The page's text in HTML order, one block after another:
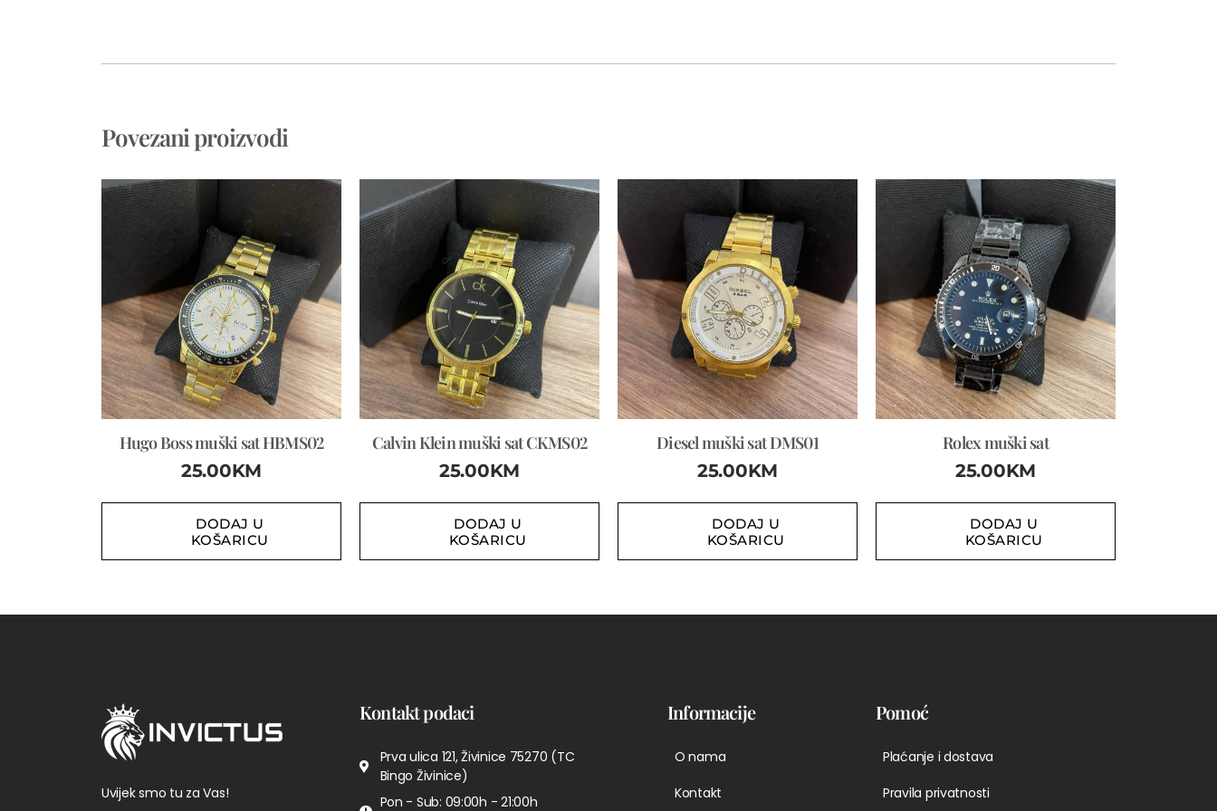
Povezani proizvodi
Hugo Boss muški sat HBMS02
25.00KM
DODAJ U
KOŠARICU
Calvin Klein muški sat CKMS02
25.00KM
DODAJ U
KOŠARICU
Diesel muški sat DMS01
25.00KM
DODAJ U
KOŠARICU
Rolex muški sat
25.00KM
DODAJ U
KOŠARICU
Uvijek smo tu za Vas!
Kontakt podaci
Prva ulica 121, Živinice 75270 (TC
Bingo Živinice)
Pon - Sub: 09:00h - 21:00h
Informacije
O nama
Kontakt
Pomoć
Plaćanje i dostava
Pravila privatnosti